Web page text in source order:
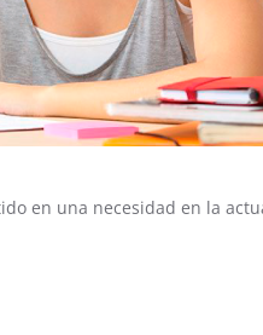
en una necesidad en la